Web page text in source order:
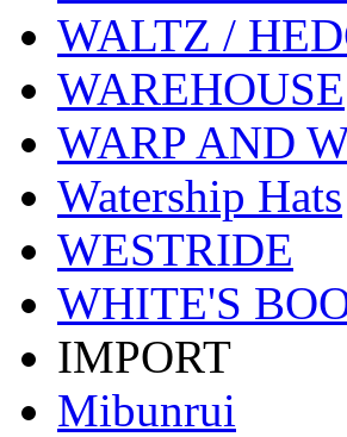
WALTZ /
WAREHOUSE
WARP AND
Watership Hats
WESTRIDE
WHITE'S
IMPORT
Mibunrui